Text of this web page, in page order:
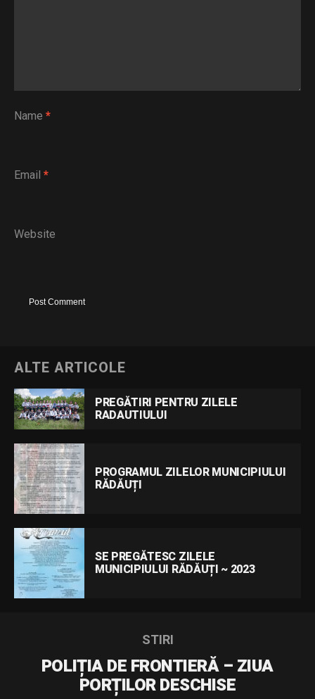
Name *
Email *
Website
ALTE ARTICOLE
PREGĂTIRI PENTRU ZILELE
RADAUTIULUI
PROGRAMUL ZILELOR MUNICIPIULUI
RĂDĂUȚI
SE PREGĂTESC ZILELE
MUNICIPIULUI RĂDĂUȚI ~ 2023
STIRI
POLIȚIA DE FRONTIERĂ – ZIUA
PORȚILOR DESCHISE